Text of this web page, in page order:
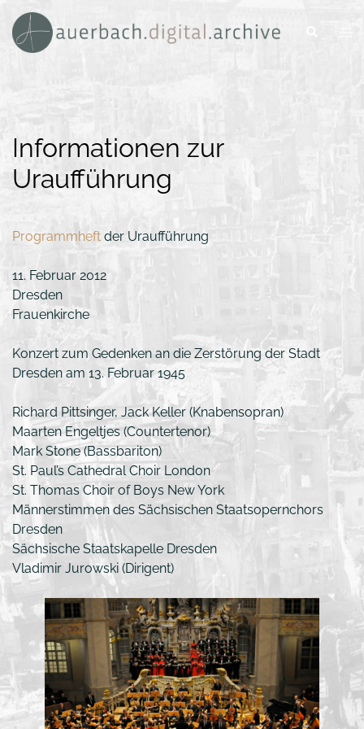
Inhalt
springen
Informationen zur
Uraufführung
Programmheft der Uraufführung
11. Februar 2012
Dresden
Frauenkirche
Konzert zum Gedenken an die Zerstörung der Stadt
Dresden am 13. Februar 1945
Richard Pittsinger, Jack Keller (Knabensopran)
Maarten Engeltjes (Countertenor)
Mark Stone (Bassbariton)
St. Paul’s Cathedral Choir London
St. Thomas Choir of Boys New York
Männerstimmen des Sächsischen Staatsopernchors
Dresden
Sächsische Staatskapelle Dresden
Vladimir Jurowski (Dirigent)